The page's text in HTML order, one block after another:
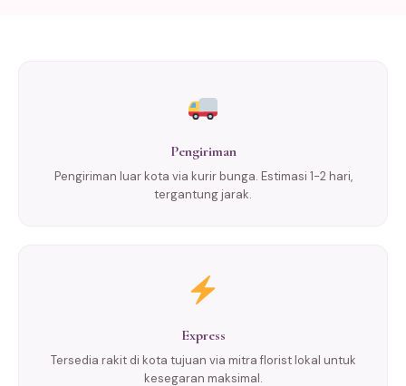
Pengiriman
Pengiriman luar kota via kurir bunga. Estimasi 1-2 hari,
tergantung jarak.
Express
Tersedia rakit di kota tujuan via mitra florist lokal untuk
kesegaran maksimal.